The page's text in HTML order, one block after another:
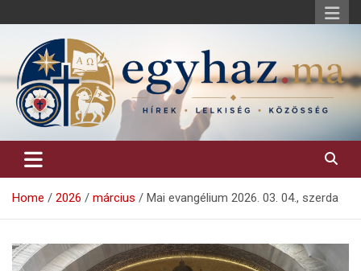
to
egyhaz.ma
Keresztény hírek, elemzések, építő jellegű kritikai írások.
Home 2026 március Mai evangélium 2026. 03. 04., szerda